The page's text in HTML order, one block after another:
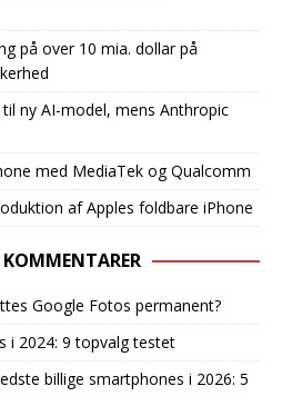
på over 10 mia. dollar på
ny AI-model, mens Anthropic
med MediaTek og Qualcomm
af Apples foldbare iPhone
KOMMENTARER
Google Fotos permanent?
i 2024: 9 topvalg testet
billige smartphones i 2026: 5